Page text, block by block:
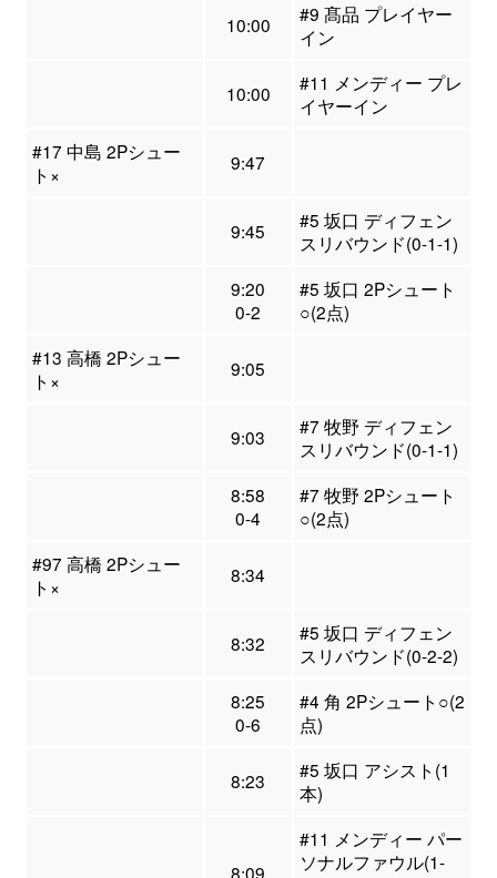
10:00
#9 髙品 プレイヤー
イン
10:00
#11 メンディー プレ
イヤーイン
#17 中島 2Pシュー
ト×
9:47
9:45
#5 坂口 ディフェン
スリバウンド(0-1-1)
9:20
0-2
#5 坂口 2Pシュート
○(2点)
#13 高橋 2Pシュー
ト×
9:05
9:03
#7 牧野 ディフェン
スリバウンド(0-1-1)
8:58
0-4
#7 牧野 2Pシュート
○(2点)
#97 高橋 2Pシュー
ト×
8:34
8:32
#5 坂口 ディフェン
スリバウンド(0-2-2)
8:25
0-6
#4 角 2Pシュート○(2
点)
8:23
#5 坂口 アシスト(1
本)
8:09
#11 メンディー パー
ソナルファウル(1-